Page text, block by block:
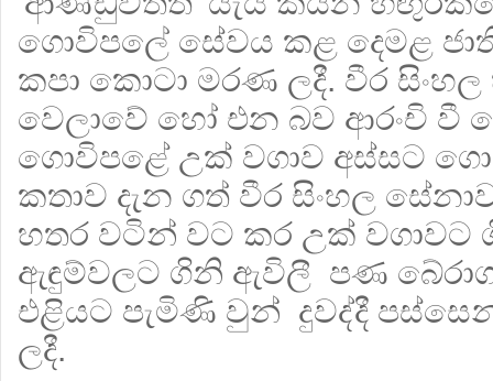
ගොවිපලේ සේවය කළ දෙමළ
කපා කොටා මරණ ලදී. වීර
වෙලාවේ හෝ එන බව ආරංචි වී
ගොවිපළේ උක් වගාව අස්සට
කතාව දැන ගත් වීර සිංහල
හතර වටින් වට කර උක් වගාවට
ඇඳුම්වලට ගිනි ඇවිලී පණ
එළියට පැමිණි වුන් දුවද්දී
ලදී.